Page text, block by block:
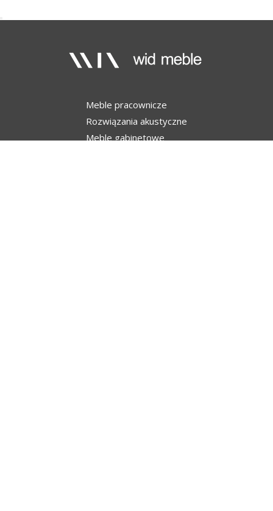
Meble pracownicze
Rozwiązania akustyczne
Meble gabinetowe